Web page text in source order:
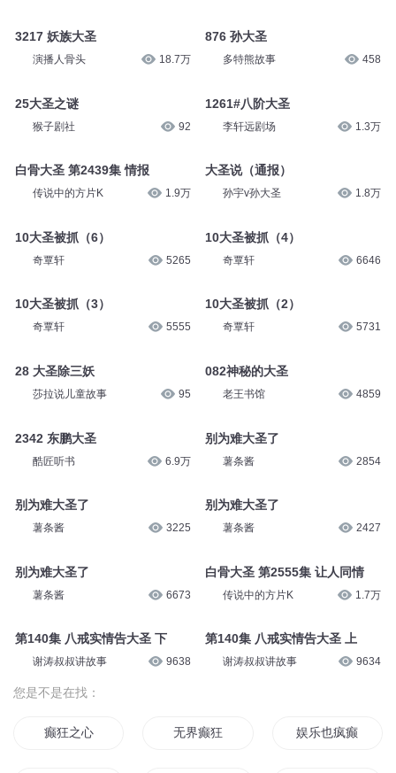
3217 妖族大圣
演播人骨头 18.7万
25大圣之谜
猴子剧社 92
白骨大圣 第2439集 情报
传说中的方片K 1.9万
10大圣被抓（6）
奇覃轩 5265
10大圣被抓（3）
奇覃轩 5555
28 大圣除三妖
莎拉说儿童故事 95
2342 东鹏大圣
酷匠听书 6.9万
别为难大圣了
薯条酱 3225
别为难大圣了
薯条酱 6673
第140集 八戒实情告大圣 下
谢涛叔叔讲故事 9638
876 孙大圣
多特熊故事 458
1261#八阶大圣
李轩远剧场 1.3万
大圣说（通报）
孙宇v孙大圣 1.8万
10大圣被抓（4）
奇覃轩 6646
10大圣被抓（2）
奇覃轩 5731
082神秘的大圣
老王书馆 4859
别为难大圣了
薯条酱 2854
别为难大圣了
薯条酱 2427
白骨大圣 第2555集 让人同情
传说中的方片K 1.7万
第140集 八戒实情告大圣 上
谢涛叔叔讲故事 9634
您是不是在找：
癫狂之心 无界癫狂 娱乐也疯癫